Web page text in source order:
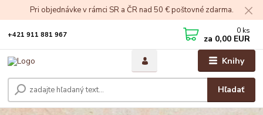
Pri objednávke v rámci SR a ČR nad 50 € poštovné zdarma.
Knihy
Hľadať
+421 911 881 967 0 ks
za 0,00 EUR